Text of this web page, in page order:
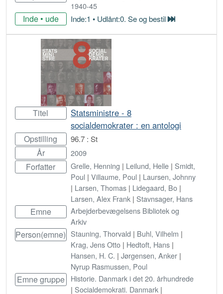
1940-45
Inde • ude Inde:1 • Udlånt:0. Se og bestil
Bestil
Titel
Statsministre - 8
socialdemokrater : en antologi
Opstilling 96.7 : St
År 2009
Forfatter Grelle, Henning | Leilund, Helle | Smidt,
Poul | Villaume, Poul | Laursen, Johnny
| Larsen, Thomas | Lidegaard, Bo |
Larsen, Alex Frank | Stavnsager, Hans
Emne
Arbejderbevægelsens Bibliotek og
Arkiv
Person(emne) Stauning, Thorvald | Buhl, Vilhelm |
Krag, Jens Otto | Hedtoft, Hans |
Hansen, H. C. | Jørgensen, Anker |
Nyrup Rasmussen, Poul
Emne gruppe
Historie. Danmark i det 20. århundrede
| Socialdemokrati. Danmark |